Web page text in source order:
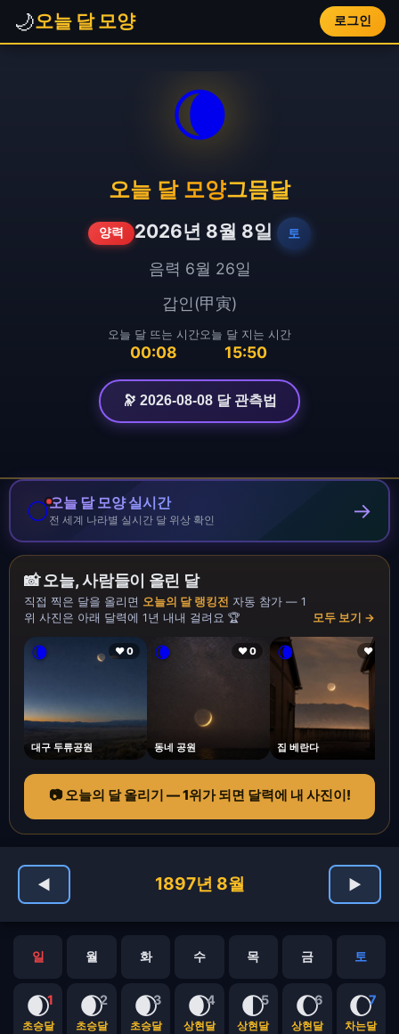
🌙오늘 달 모양 로그인
🌘
오늘 달 모양그믐달
양력 2026년 8월 8일 토
음력 6월 26일
갑인(甲寅)
오늘 달 뜨는 시간
00:08
오늘 달 지는 시간
15:50
🔭 2026-08-08 달 관측법
🌕오늘 달 모양 실시간
전 세계 나라별 실시간 달 위상 확인 →
📸 오늘, 사람들이 올린 달
직접 찍은 달을 올리면 오늘의 달 랭킹전 자동 참가 — 1
위 사진은 아래 달력에 1년 내내 걸려요 🏆
모두 보기 →
🌘 ❤ 0
대구 두류공원
🌘 ❤ 0
동네 공원
🌘 ❤ 1
집 베란다
📷 오늘의 달 올리기 — 1위가 되면 달력에 내 사진이!
◀ 1897년 8월 ▶
일 월 화 수 목 금 토
1
🌒
초승달
2
🌒
초승달
3
🌒
초승달
4
🌒
상현달
5
🌓
상현달
6
🌔
상현달
7
🌔
차는달